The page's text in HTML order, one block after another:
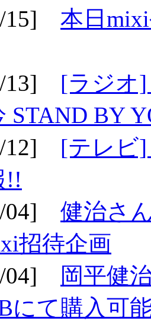
15] 本日
13] [ラジオ]
STAND BY
12] [テレビ]
!!
04] 健治さ
招待企画
04]
岡平健
にて購入可